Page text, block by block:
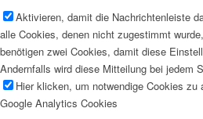
Aktivieren, damit die Nachrichtenleiste
alle Cookies, denen nicht zugestimmt
benötigen zwei Cookies, damit diese
Andernfalls wird diese Mitteilung bei jedem
Hier klicken, um notwendige Cookies zu
Google Analytics Cookies